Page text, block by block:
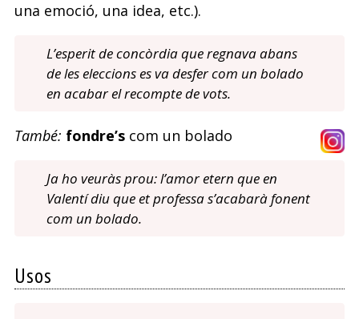
una emoció, una idea, etc.).
L’esperit de concòrdia que regnava abans
de les eleccions es va desfer com un bolado
en acabar el recompte de vots.
També: fondre’scom un bolado
Ja ho veuràs prou: l’amor etern que en
Valentí diu que et professa s’acabarà fonent
com un bolado.
Usos